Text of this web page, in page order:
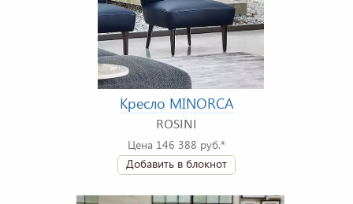
Кресло MINORCA
ROSINI
Цена 146 388 руб.*
Добавить в блокнот